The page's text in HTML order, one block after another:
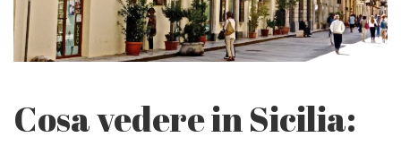
Cosa vedere in Sicilia: